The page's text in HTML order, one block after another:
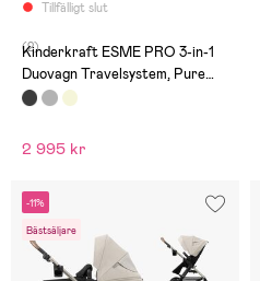
Tillfälligt slut
(2)
Kinderkraft ESME PRO 3-in-1
Duovagn Travelsystem, Pure
Black
2 995 kr
-11%
Bästsäljare